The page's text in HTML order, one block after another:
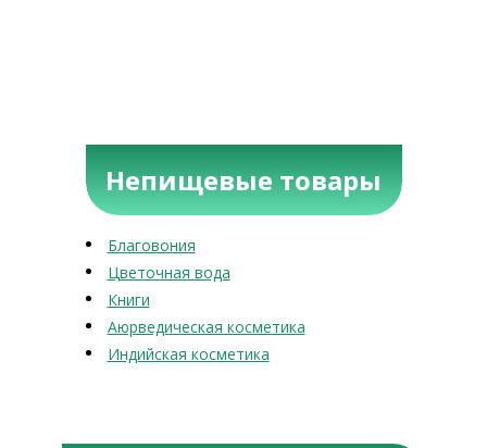
Непищевые товары
Благовония
Цветочная вода
Книги
Аюрведическая косметика
Индийская косметика